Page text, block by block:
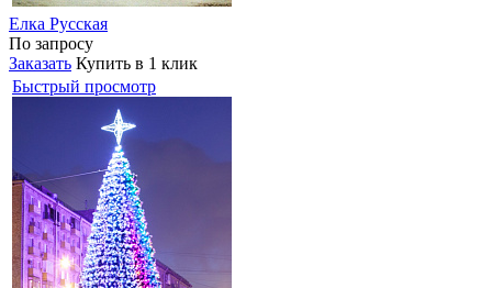
Елка Русская
По запросу
Заказать Купить в 1 клик
Быстрый просмотр